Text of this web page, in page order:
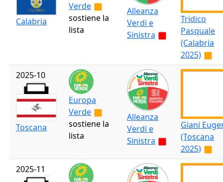
Calabria
Verde
sostiene la
lista
Alleanza
Verdi e
Sinistra
Tridico
Pasquale
(Calabria
2025)
2025-10
Toscana
Europa
Verde
sostiene la
lista
Alleanza
Verdi e
Sinistra
Giani
(Toscana
2025)
2025-11